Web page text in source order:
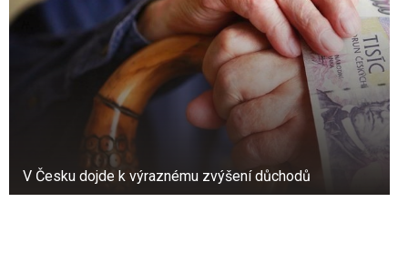
V Česku dojde k výraznému zvýšení důchodů